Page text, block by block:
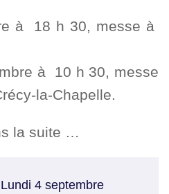
à 18 h 30, messe à
à 10 h 30, messe
la-Chapelle.
la suite …
Lundi 4 septembre